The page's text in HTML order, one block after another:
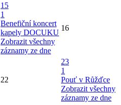
15
1
Benefiční koncert
kapely DOCUKU
Zobrazit všechny
záznamy ze dne
16
22
23
1
Pouť v Růžďce
Zobrazit všechny
záznamy ze dne